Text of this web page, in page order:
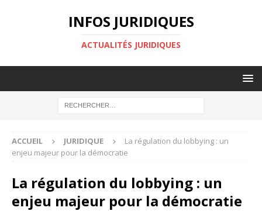
INFOS JURIDIQUES
ACTUALITÉS JURIDIQUES
ACCUEIL JURIDIQUE
La régulation du lobbying : un
enjeu majeur pour la démocratie
La régulation du lobbying : un
enjeu majeur pour la démocratie